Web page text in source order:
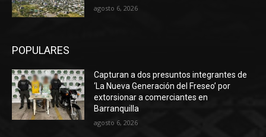
agosto 6, 2026
POPULARES
Capturan a dos presuntos integrantes de
‘La Nueva Generación del Freseo’ por
extorsionar a comerciantes en
Barranquilla
agosto 6, 2026